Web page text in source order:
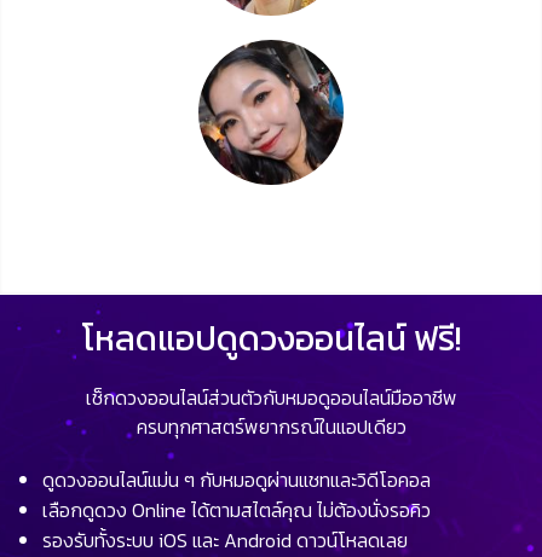
โหลดแอปดูดวงออนไลน์ ฟรี!
เช็กดวงออนไลน์ส่วนตัวกับหมอดูออนไลน์มืออาชีพ
ครบทุกศาสตร์พยากรณ์ในแอปเดียว
ดูดวงออนไลน์แม่น ๆ กับหมอดูผ่านแชทและวิดีโอคอล
เลือกดูดวง Online ได้ตามสไตล์คุณ ไม่ต้องนั่งรอคิว
รองรับทั้งระบบ iOS และ Android ดาวน์โหลดเลย